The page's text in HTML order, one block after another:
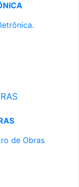
de Obras